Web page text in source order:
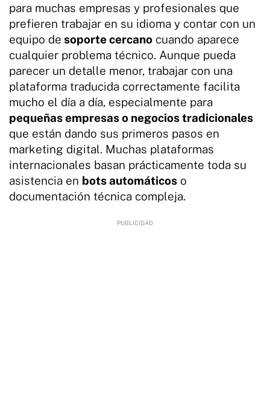
para muchas empresas y profesionales que
prefieren trabajar en su idioma y contar con un
equipo de soporte cercano cuando aparece
cualquier problema técnico. Aunque pueda
parecer un detalle menor, trabajar con una
plataforma traducida correctamente facilita
mucho el día a día, especialmente para
pequeñas empresas o negocios tradicionales
que están dando sus primeros pasos en
marketing digital. Muchas plataformas
internacionales basan prácticamente toda su
asistencia en bots automáticos o
documentación técnica compleja.